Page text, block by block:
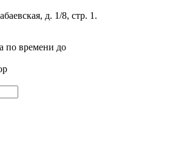
д. 1/8, стр. 1.
по времени до